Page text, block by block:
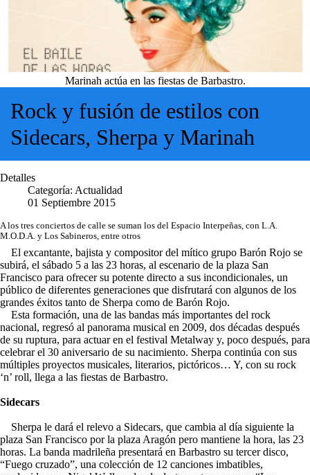
Marinah actúa en las fiestas de Barbastro.
Rock y fusión de estilos con
Sidecars, Sherpa y Marinah
Detalles
Categoría: Actualidad
01 Septiembre 2015
A los tres conciertos de calle se suman los del Espacio Interpeñas, con L.A.
M.O.D.A. y Los Sabineros, entre otros
El excantante, bajista y compositor del mítico grupo Barón Rojo se
subirá, el sábado 5 a las 23 horas, al escenario de la plaza San
Francisco para ofrecer su potente directo a sus incondicionales, un
público de diferentes generaciones que disfrutará con algunos de los
grandes éxitos tanto de Sherpa como de Barón Rojo.
Esta formación, una de las bandas más importantes del rock
nacional, regresó al panorama musical en 2009, dos décadas después
de su ruptura, para actuar en el festival Metalway y, poco después, para
celebrar el 30 aniversario de su nacimiento. Sherpa continúa con sus
múltiples proyectos musicales, literarios, pictóricos… Y, con su rock
‘n’ roll, llega a las fiestas de Barbastro.
Sidecars
Sherpa le dará el relevo a Sidecars, que cambia al día siguiente la
plaza San Francisco por la plaza Aragón pero mantiene la hora, las 23
horas. La banda madrileña presentará en Barbastro su tercer disco,
“Fuego cruzado”, una colección de 12 canciones imbatibles,